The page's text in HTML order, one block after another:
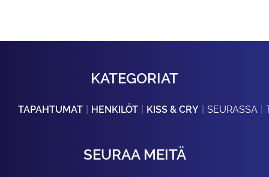
KATEGORIAT
TAPAHTUMAT HENKILÖT KISS & CRY SEURASSA
SEURAA MEITÄ